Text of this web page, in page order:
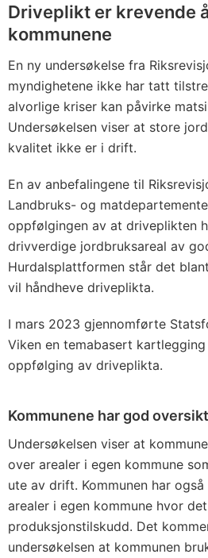
Driveplikt er krevende
kommunene
En ny undersøkelse fra
myndighetene ikke har tatt
alvorlige kriser kan påvirke
Undersøkelsen viser at store
kvalitet ikke er i drift.
En av anbefalingene til
Landbruks- og
oppfølgingen av at driveplikten
drivverdige jordbruksareal av
Hurdalsplattformen står det
vil håndheve driveplikta.
I mars 2023 gjennomførte
Viken en temabasert
oppfølging av driveplikta.
Kommunene har god oversikt
Undersøkelsen viser at
over arealer i egen kommune
ute av drift. Kommunen har
arealer i egen kommune hvor
produksjonstilskudd. Det
undersøkelsen at kommunen